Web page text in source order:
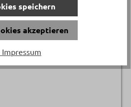
speichern
akzeptieren
Impressum